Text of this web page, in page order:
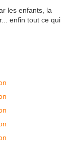
les enfants, la
enfin tout ce qui